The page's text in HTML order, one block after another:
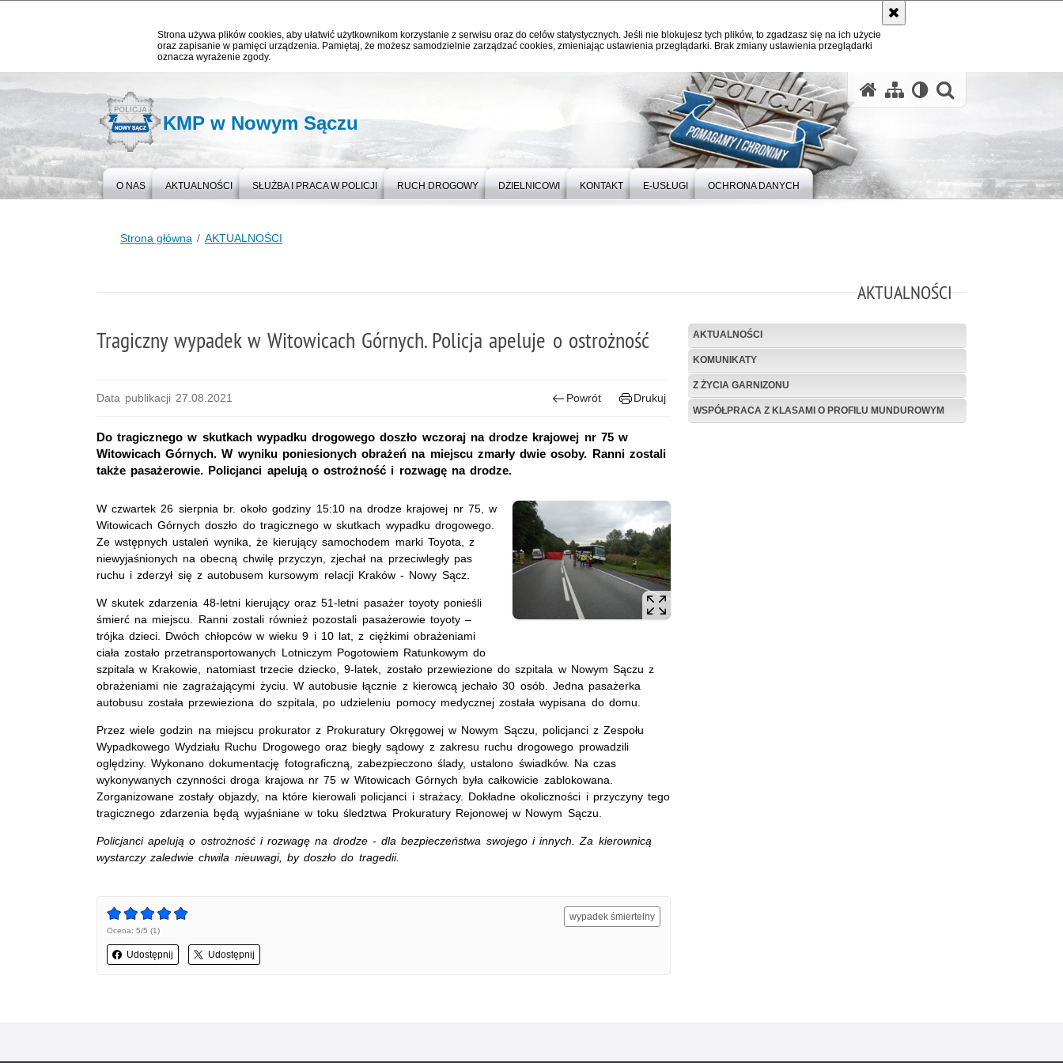
Strona używa plików cookies, aby ułatwić użytkownikom korzystanie z serwisu oraz do celów statystycznych. Jeśli nie blokujesz tych plików, to zgadzasz się na ich użycie
oraz zapisanie w pamięci urządzenia. Pamiętaj, że możesz samodzielnie zarządzać cookies, zmieniając ustawienia przeglądarki. Brak zmiany ustawienia przeglądarki
oznacza wyrażenie zgody.
KMP w Nowym Sączu
O NAS AKTUALNOŚCI SŁUŻBA I PRACA W POLICJI RUCH DROGOWY DZIELNICOWI KONTAKT E-USŁUGI OCHRONA DANYCH
Strona główna AKTUALNOŚCI
AKTUALNOŚCI
Tragiczny wypadek w Witowicach Górnych. Policja apeluje o ostrożność
Data publikacji 27.08.2021 Powrót Drukuj
Do tragicznego w skutkach wypadku drogowego doszło wczoraj na drodze krajowej nr 75 w
Witowicach Górnych. W wyniku poniesionych obrażeń na miejscu zmarły dwie osoby. Ranni zostali
także pasażerowie. Policjanci apelują o ostrożność i rozwagę na drodze.
W czwartek 26 sierpnia br. około godziny 15:10 na drodze krajowej nr 75, w
Witowicach Górnych doszło do tragicznego w skutkach wypadku drogowego.
Ze wstępnych ustaleń wynika, że kierujący samochodem marki Toyota, z
niewyjaśnionych na obecną chwilę przyczyn, zjechał na przeciwległy pas
ruchu i zderzył się z autobusem kursowym relacji Kraków - Nowy Sącz.
W skutek zdarzenia 48-letni kierujący oraz 51-letni pasażer toyoty ponieśli
śmierć na miejscu. Ranni zostali również pozostali pasażerowie toyoty –
trójka dzieci. Dwóch chłopców w wieku 9 i 10 lat, z ciężkimi obrażeniami
ciała zostało przetransportowanych Lotniczym Pogotowiem Ratunkowym do
szpitala w Krakowie, natomiast trzecie dziecko, 9-latek, zostało przewiezione do szpitala w Nowym Sączu z
obrażeniami nie zagrażającymi życiu. W autobusie łącznie z kierowcą jechało 30 osób. Jedna pasażerka
autobusu została przewieziona do szpitala, po udzieleniu pomocy medycznej została wypisana do domu.
Przez wiele godzin na miejscu prokurator z Prokuratury Okręgowej w Nowym Sączu, policjanci z Zespołu
Wypadkowego Wydziału Ruchu Drogowego oraz biegły sądowy z zakresu ruchu drogowego prowadzili
oględziny. Wykonano dokumentację fotograficzną, zabezpieczono ślady, ustalono świadków. Na czas
wykonywanych czynności droga krajowa nr 75 w Witowicach Górnych była całkowicie zablokowana.
Zorganizowane zostały objazdy, na które kierowali policjanci i strażacy. Dokładne okoliczności i przyczyny tego
tragicznego zdarzenia będą wyjaśniane w toku śledztwa Prokuratury Rejonowej w Nowym Sączu.
Policjanci apelują o ostrożność i rozwagę na drodze - dla bezpieczeństwa swojego i innych. Za kierownicą
wystarczy zaledwie chwila nieuwagi, by doszło do tragedii.
Ocena: 5/5 (1)
Udostępnij Udostępnij
wypadek śmiertelny
AKTUALNOŚCI
KOMUNIKATY
Z ŻYCIA GARNIZONU
WSPÓŁPRACA Z KLASAMI O PROFILU MUNDUROWYM